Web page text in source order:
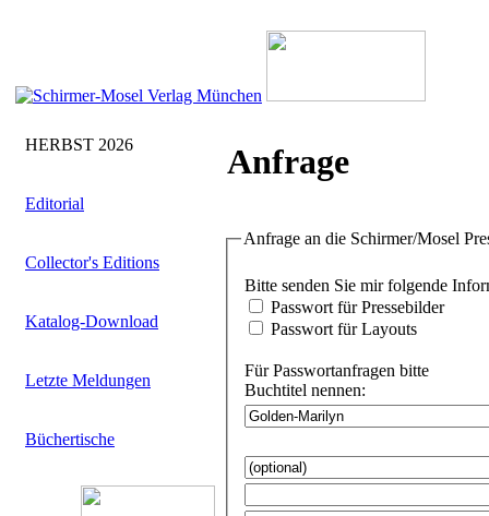
HERBST 2026
Editorial
Collector's Editions
Katalog-Download
Letzte Meldungen
Büchertische
Anfrage
Anfrage an die Schirmer/Mosel
Bitte senden
Passwort für Pressebilder
Passwort für Layouts
Für Passwortanfragen bitte
Buchtitel nennen: